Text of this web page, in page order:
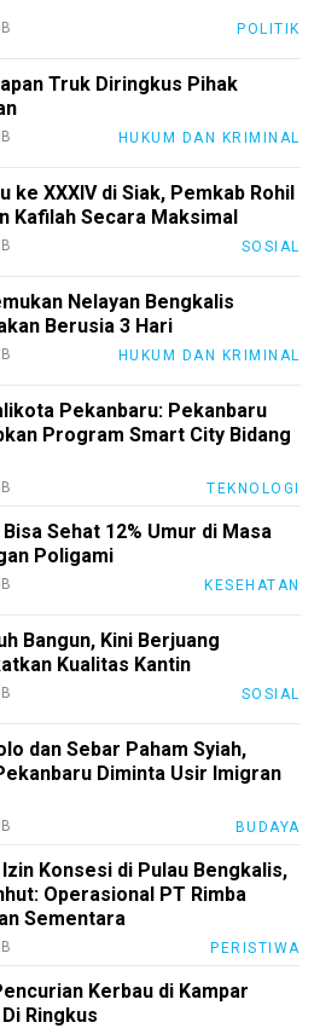
POLITIK
Truk Diringkus Pihak
HUKUM DAN KRIMINAL
ke XXXIV di Siak, Pemkab Rohil
Kafilah Secara Maksimal
SOSIAL
Nelayan Bengkalis
Berusia 3 Hari
HUKUM DAN KRIMINAL
Pekanbaru: Pekanbaru
Program Smart City Bidang
TEKNOLOGI
Sehat 12% Umur di Masa
Poligami
KESEHATAN
Bangun, Kini Berjuang
Kualitas Kantin
SOSIAL
dan Sebar Paham Syiah,
Diminta Usir Imigran
BUDAYA
Konsesi di Pulau Bengkalis,
Operasional PT Rimba
Sementara
PERISTIWA
Kerbau di Kampar
Ringkus